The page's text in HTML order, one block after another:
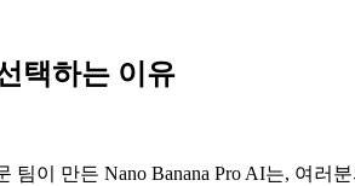
택하는 이유
이 만든 Nano Banana Pro AI는, 여